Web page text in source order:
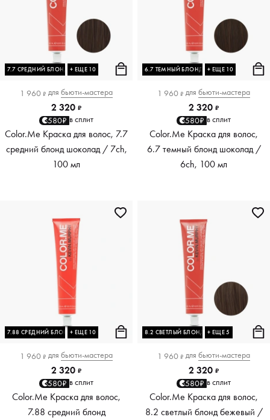
7.7 СРЕДНИЙ БЛОНД ШОКОЛАД
+ ЕЩЕ 10
1 960 ₽ для бьюти-мастера
2 320 ₽
580₽ в сплит
Color.Me Краска для волос, 7.7
средний блонд шоколад / 7ch,
100 мл
6.7 ТЕМНЫЙ БЛОНД ШОКОЛАД
+ ЕЩЕ 10
1 960 ₽ для бьюти-мастера
2 320 ₽
580₽ в сплит
Color.Me Краска для волос,
6.7 темный блонд шоколад /
6ch, 100 мл
7.88 СРЕДНИЙ БЛОНД ФИОЛЕТОВЫЙ ИНТЕНСИВНЫЙ
+ ЕЩЕ 10
1 960 ₽ для бьюти-мастера
2 320 ₽
580₽ в сплит
Color.Me Краска для волос,
7.88 средний блонд
8.2 СВЕТЛЫЙ БЛОНД БЕЖЕВЫЙ
+ ЕЩЕ 5
1 960 ₽ для бьюти-мастера
2 320 ₽
580₽ в сплит
Color.Me Краска для волос,
8.2 светлый блонд бежевый /